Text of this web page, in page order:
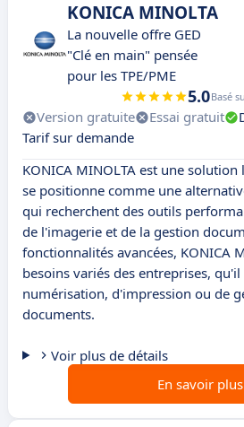
KONICA MINOLTA
La nouvelle offre GED
"Clé en main" pensée
pour les TPE/PME
5.0Basé
Version gratuite Essai gratuit
Tarif sur demande
KONICA MINOLTA est une
se positionne comme une
qui recherchent des outils
de l'imagerie et de la gestion
fonctionnalités avancées, KONICA
besoins variés des entreprises, qu'il
numérisation, d'impression ou de
documents.
Voir plus de détails
En savoir plus